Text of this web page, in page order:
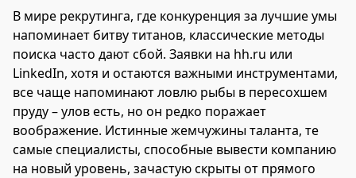
В мире рекрутинга, где конкуренция за лучшие умы
напоминает битву титанов, классические методы
поиска часто дают сбой. Заявки на hh.ru или
LinkedIn, хотя и остаются важными инструментами,
все чаще напоминают ловлю рыбы в пересохшем
пруду – улов есть, но он редко поражает
воображение. Истинные жемчужины таланта, те
самые специалисты, способные вывести компанию
на новый уровень, зачастую скрыты от прямого